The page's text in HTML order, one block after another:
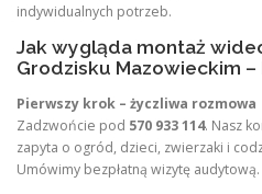
indywidualnych potrzeb.
Jak wygląda montaż
Grodzisku Mazowieckim
Pierwszy krok – życzliwa rozmowa
Zadzwońcie pod 570 933 114. Nasz
zapyta o ogród, dzieci, zwierzaki i
Umówimy bezpłatną wizytę audytową.